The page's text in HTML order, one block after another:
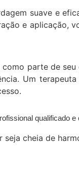
suave e
e
parte de
Um
qualificado
cheia de